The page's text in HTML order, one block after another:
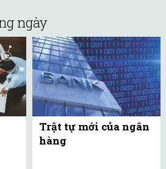
ngày
Trật tự mới của ngân
hàng